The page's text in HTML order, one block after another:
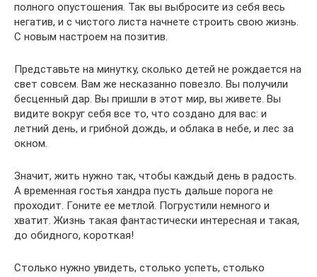
полного опустошения. Так вы выбросите из себя весь
негатив, и с чистого листа начнете строить свою жизнь.
С новым настроем на позитив.
Представьте на минутку, сколько детей не рождается на
свет совсем. Вам же несказанно повезло. Вы получили
бесценный дар. Вы пришли в этот мир, вы живете. Вы
видите вокруг себя все то, что создано для вас: и
летний день, и грибной дождь, и облака в небе, и лес за
окном.
Значит, жить нужно так, чтобы каждый день в радость.
А временная гостья хандра пусть дальше порога не
проходит. Гоните ее метлой. Погрустили немного и
хватит. Жизнь такая фантастически интересная и такая,
до обидного, короткая!
Столько нужно увидеть, столько успеть, столько